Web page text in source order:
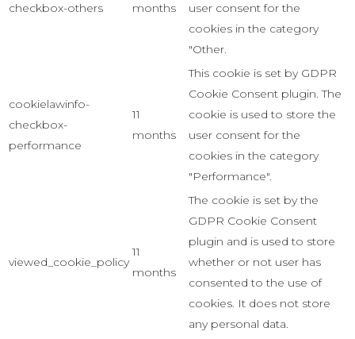
checkbox-others
months
user consent for the
cookies in the category
"Other.
cookielawinfo-
checkbox-
performance
11
months
This cookie is set by GDPR
Cookie Consent plugin. The
cookie is used to store the
user consent for the
cookies in the category
"Performance".
viewed_cookie_policy
11
months
The cookie is set by the
GDPR Cookie Consent
plugin and is used to store
whether or not user has
consented to the use of
cookies. It does not store
any personal data.